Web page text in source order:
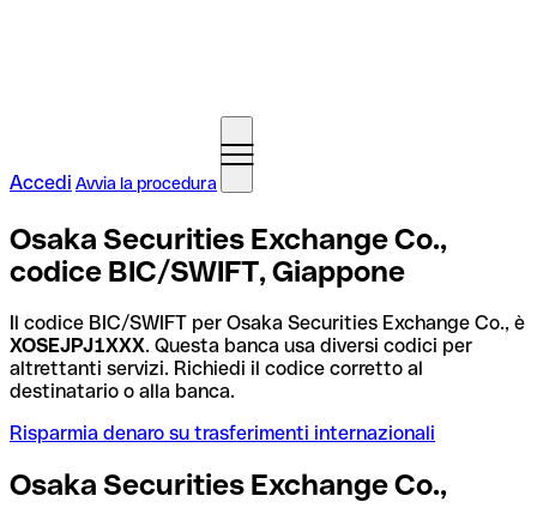
Accedi Avvia la procedura
Osaka Securities Exchange Co.,
codice BIC/SWIFT, Giappone
Il codice BIC/SWIFT per Osaka Securities Exchange Co., è
XOSEJPJ1XXX. Questa banca usa diversi codici per
altrettanti servizi. Richiedi il codice corretto al
destinatario o alla banca.
Risparmia denaro su trasferimenti internazionali
Osaka Securities Exchange Co.,